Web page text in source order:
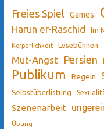
Freies Spiel Games
Harun er-Raschid Im
Körperlichkeit Lesebühnen
Mut-Angst Persien
Publikum Regeln
Selbstüberlistung
Szenenarbeit
Übung